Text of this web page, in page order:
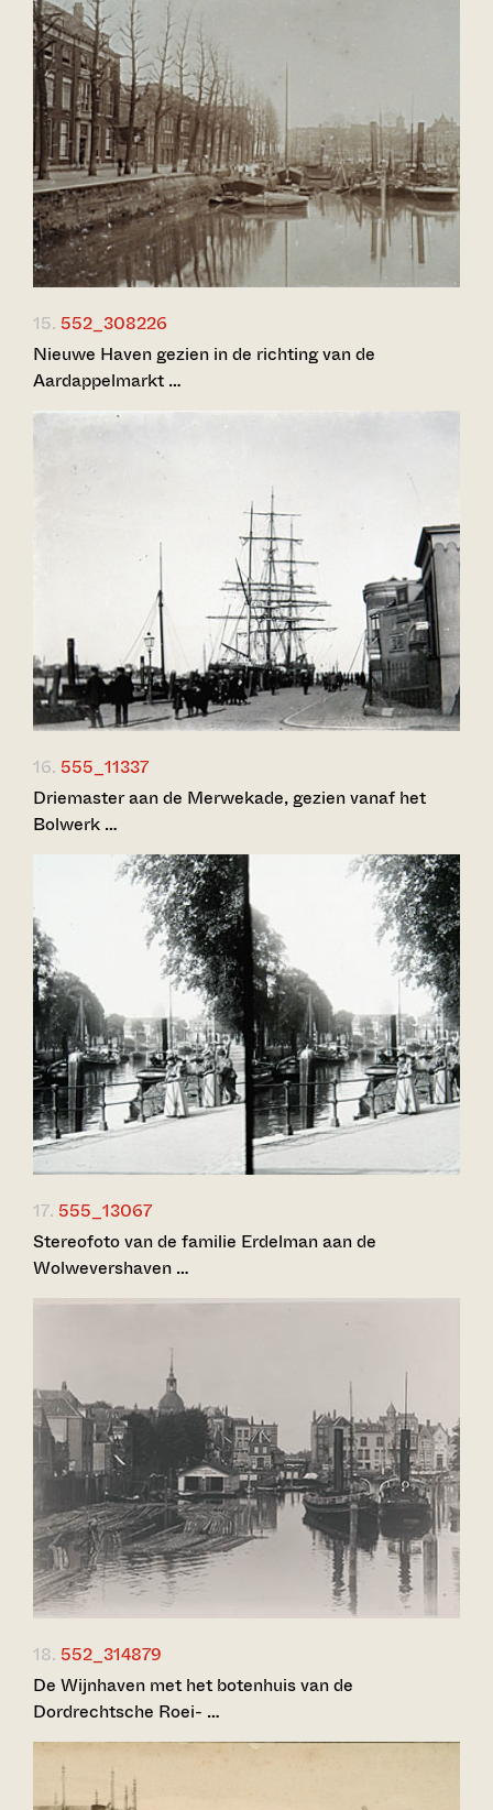
15. 552_308226
Nieuwe Haven gezien in de richting van de
Aardappelmarkt …
16. 555_11337
Driemaster aan de Merwekade, gezien vanaf het
Bolwerk …
17. 555_13067
Stereofoto van de familie Erdelman aan de
Wolwevershaven …
18. 552_314879
De Wijnhaven met het botenhuis van de
Dordrechtsche Roei- …